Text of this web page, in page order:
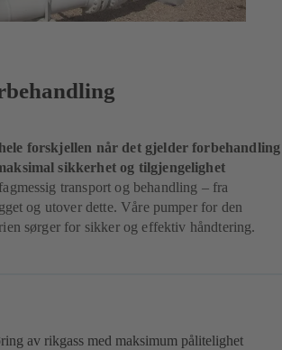
forskjellen når det gjelder forbehandling
sikkerhet og tilgjengelighet
transport og behandling – fra
og utover dette. Våre pumper for den
sørger for sikker og effektiv håndtering.
av rikgass med maksimum pålitelighet